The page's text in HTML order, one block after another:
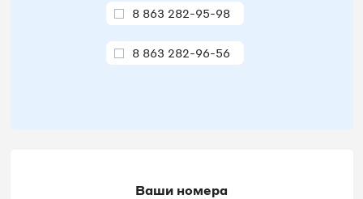
8 863 282-95-98
8 863 282-96-56
Ваши номера